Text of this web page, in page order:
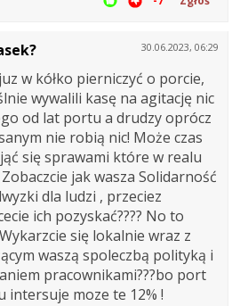
30.06.2023, 06:29
w kółko pierniczyć o porcie,
wywalili kasę na agitację nic
od lat portu a drudzy oprócz
nie robią nic! Może czas
się sprawami które w realu
jak wasza Solidarność
dla ludzi , przeciez
ich pozyskać???? No to
się lokalnie wraz z
waszą spoleczbą polityką i
pracownikami???bo port
intersuje moze te 12% !